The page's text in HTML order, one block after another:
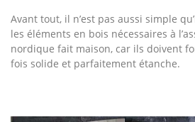
Avant tout, il n’est pas aussi simple
les éléments en bois nécessaires à
nordique fait maison, car ils doivent
fois solide et parfaitement étanche.